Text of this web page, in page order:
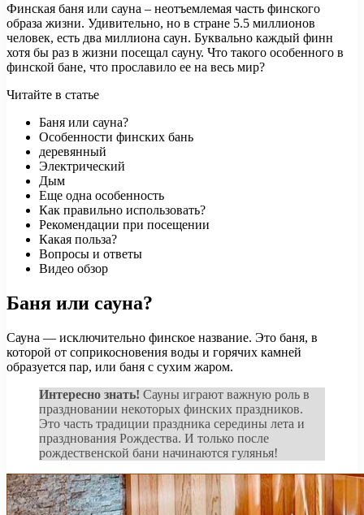
Финская баня или сауна – неотъемлемая часть финского
образа жизни. Удивительно, но в стране 5.5 миллионов
человек, есть два миллиона саун. Буквально каждый финн
хотя бы раз в жизни посещал сауну. Что такого особенного в
финской бане, что прославило ее на весь мир?
Читайте в статье
Баня или сауна?
Особенности финских бань
деревянный
Электрический
Дым
Еще одна особенность
Как правильно использовать?
Рекомендации при посещении
Какая польза?
Вопросы и ответы
Видео обзор
Баня или сауна?
Сауна — исключительно финское название. Это баня, в
которой от соприкосновения воды и горячих камней
образуется пар, или баня с сухим жаром.
Интересно знать! Сауны играют важную роль в
праздновании некоторых финских праздников.
Это часть традиции праздника середины лета и
празднования Рождества. И только после
рождественской бани начинаются гулянья!